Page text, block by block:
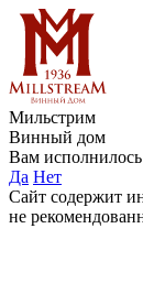
Мильстрим
Винный дом
Вам исполнилось
Да Нет
Сайт содержит
не